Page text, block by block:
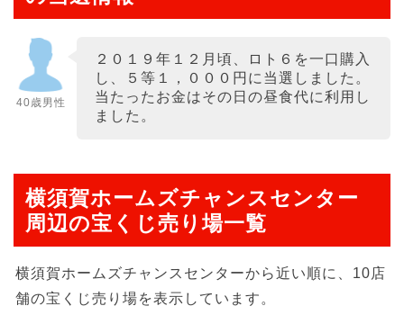
40歳男性
２０１９年１２月頃、ロト６を一口購入
し、５等１，０００円に当選しました。
当たったお金はその日の昼食代に利用し
ました。
横須賀ホームズチャンスセンター
周辺の宝くじ売り場一覧
横須賀ホームズチャンスセンターから近い順に、10店
舗の宝くじ売り場を表示しています。